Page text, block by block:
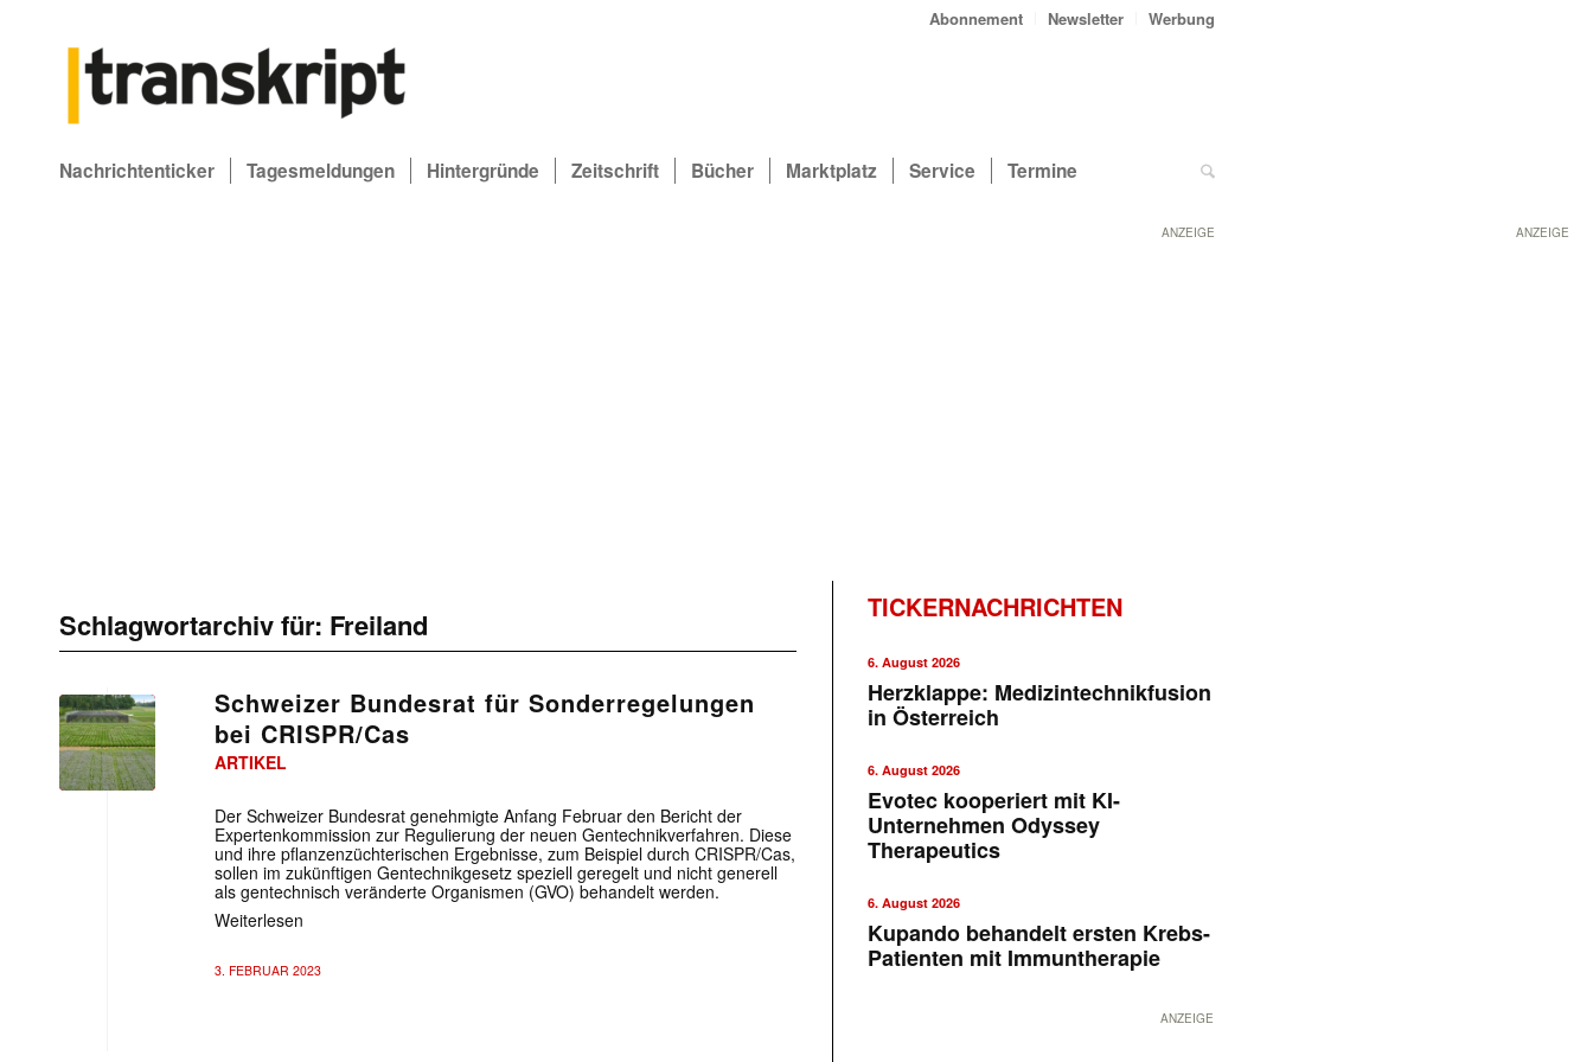
ANZEIGE
Abonnement Newsletter Werbung
Nachrichtenticker Tagesmeldungen Hintergründe Zeitschrift Bücher Marktplatz Service Termine
ANZEIGE
Schlagwortarchiv für: Freiland
Schweizer Bundesrat für Sonderregelungen
bei CRISPR/Cas
ARTIKEL
Der Schweizer Bundesrat genehmigte Anfang Februar den Bericht der
Expertenkommission zur Regulierung der neuen Gentechnikverfahren. Diese
und ihre pflanzenzüchterischen Ergebnisse, zum Beispiel durch CRISPR/Cas,
sollen im zukünftigen Gentechnikgesetz speziell geregelt und nicht generell
als gentechnisch veränderte Organismen (GVO) behandelt werden.
Weiterlesen
3. FEBRUAR 2023
TICKERNACHRICHTEN
6. August 2026
Herzklappe: Medizintechnikfusion
in Österreich
6. August 2026
Evotec kooperiert mit KI-
Unternehmen Odyssey
Therapeutics
6. August 2026
Kupando behandelt ersten Krebs-
Patienten mit Immuntherapie
ANZEIGE